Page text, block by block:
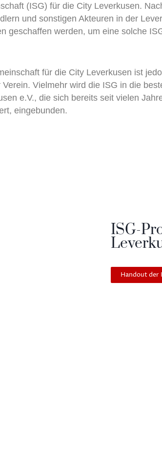
(ISG) für die City Leverkusen.
und sonstigen Akteuren in der
geschaffen werden, um eine solche
für die City Leverkusen ist
Vielmehr wird die ISG in die
e.V., die sich bereits seit vielen
eingebunden.
ISG-
Handout der